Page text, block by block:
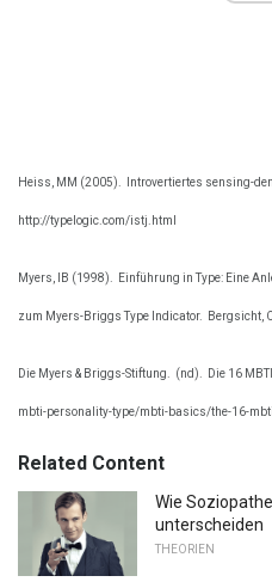
Heiss, MM (2005). Introvertiertes sensing-
http://typelogic.com/istj.html
Myers, IB (1998). Einführung in Type: Eine
zum Myers-Briggs Type Indicator. Bergsicht,
Die Myers & Briggs-Stiftung. (nd). Die 16
mbti-personality-type/mbti-basics/the-16-
Related Content
Wie
unterscheiden
THEORIEN